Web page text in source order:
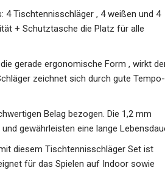
Tischtennisschläger , 4 weißen und 4
+ Schutztasche die Platz für alle
gerade ergonomische Form , wirkt der
zeichnet sich durch gute Tempo-
Belag bezogen. Die 1,2 mm
gewährleisten eine lange
diesem Tischtennisschläger Set ist